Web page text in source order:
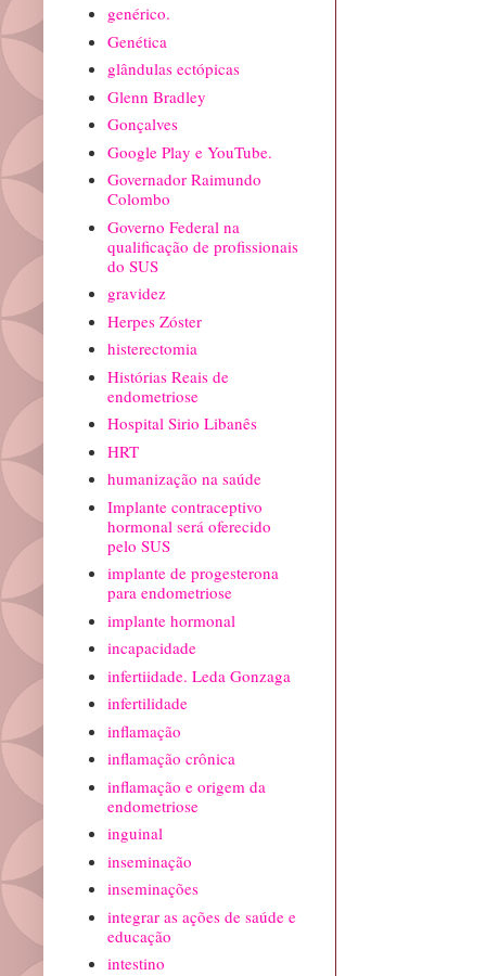
genérico.
Genética
glândulas ectópicas
Glenn Bradley
Gonçalves
Google Play e YouTube.
Governador Raimundo
Colombo
Governo Federal na
qualificação de profissionais
do SUS
gravidez
Herpes Zóster
histerectomia
Histórias Reais de
endometriose
Hospital Sirio Libanês
HRT
humanização na saúde
Implante contraceptivo
hormonal será oferecido
pelo SUS
implante de progesterona
para endometriose
implante hormonal
incapacidade
infertiidade. Leda Gonzaga
infertilidade
inflamação
inflamação crônica
inflamação e origem da
endometriose
inguinal
inseminação
inseminações
integrar as ações de saúde e
educação
intestino